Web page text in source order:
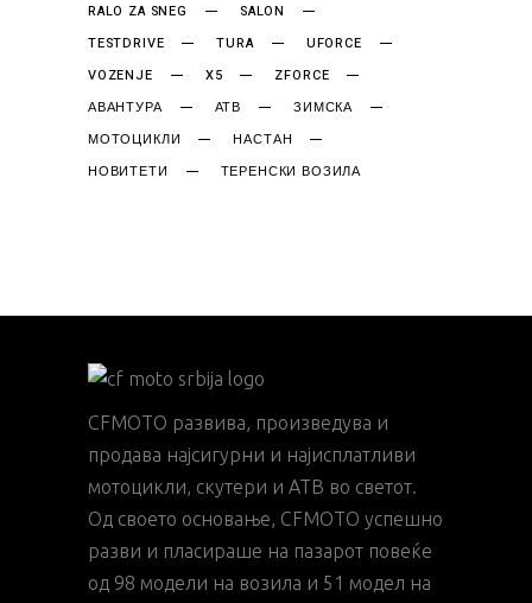
RALO ZA SNEG
SALON
TESTDRIVE
TURA
UFORCE
VOZENJE
X5
ZFORCE
АВАНТУРА
АТВ
ЗИМСКА
МОТОЦИКЛИ
НАСТАН
НОВИТЕТИ
ТЕРЕНСКИ ВОЗИЛА
CFMOTO развива, произведува и
продава најсигурни и најисплатливи
мотоцикли, скутери и АТВ во светот.
Од своето основање, CFMOTO успешно
разви и пласираше на пазарот повеќе
од 98 модели на возила и 51 модел на